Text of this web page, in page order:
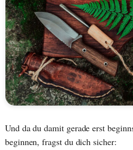
Und da du damit gerade erst
beginnen, fragst du dich sicher: